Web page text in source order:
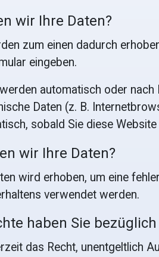
wir Ihre Daten?
zum einen dadurch
eingeben.
automatisch oder
Daten (z. B.
sobald Sie diese Website
wir Ihre Daten?
wird erhoben, um eine
verwendet werden.
haben Sie
das Recht, unentgeltlich